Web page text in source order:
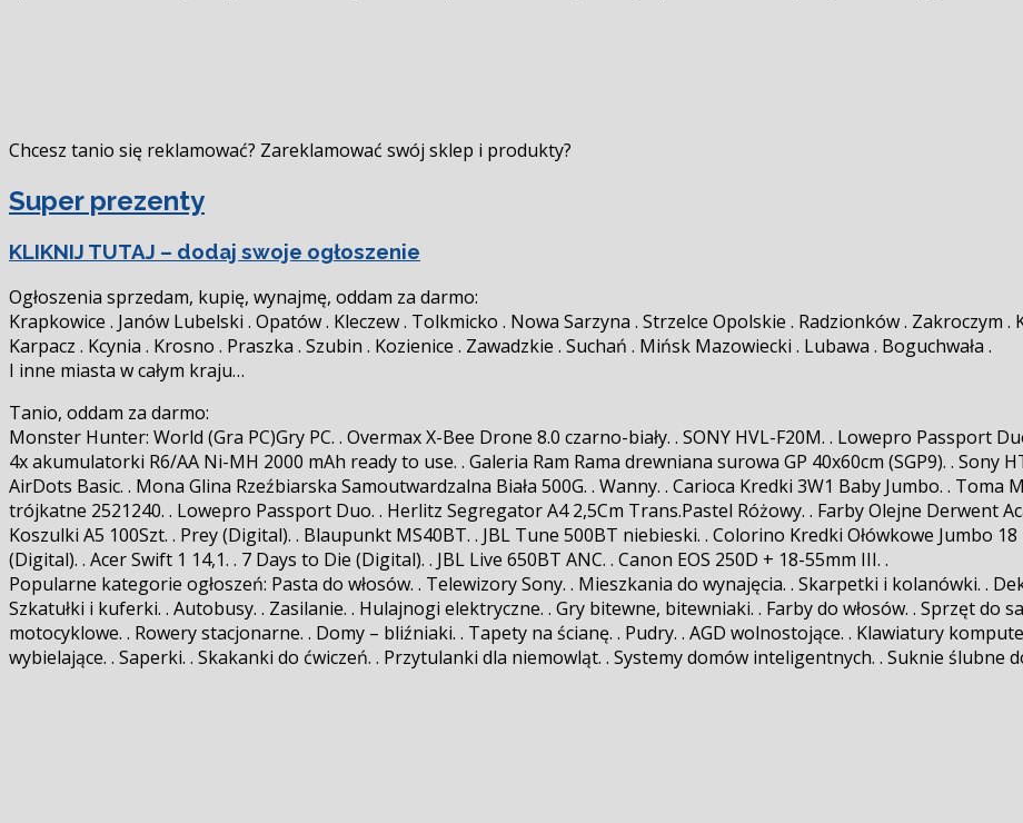
Chcesz tanio się reklamować? Zareklamować swój sklep i produkty?
Super prezenty
KLIKNIJ TUTAJ – dodaj swoje ogłoszenie
Ogłoszenia sprzedam, kupię, wynajmę, oddam za darmo:
Krapkowice . Janów Lubelski . Opatów . Kleczew . Tolkmicko . Nowa Sarzyna . Strzelce Opolskie . Radzionków . Zakroczym .
Karpacz . Kcynia . Krosno . Praszka . Szubin . Kozienice . Zawadzkie . Suchań . Mińsk Mazowiecki . Lubawa . Boguchwała .
I inne miasta w całym kraju…
Tanio, oddam za darmo:
Monster Hunter: World (Gra PC)Gry PC. . Overmax X-Bee Drone 8.0 czarno-biały. . SONY HVL-F20M. . Lowepro Passport
4x akumulatorki R6/AA Ni-MH 2000 mAh ready to use. . Galeria Ram Rama drewniana surowa GP 40x60cm (SGP9). . Sony
AirDots Basic. . Mona Glina Rzeźbiarska Samoutwardzalna Biała 500G. . Wanny. . Carioca Kredki 3W1 Baby Jumbo. .
trójkatne 2521240. . Lowepro Passport Duo. . Herlitz Segregator A4 2,5Cm Trans.Pastel Różowy. . Farby Olejne Derwent
Koszulki A5 100Szt. . Prey (Digital). . Blaupunkt MS40BT. . JBL Tune 500BT niebieski. . Colorino Kredki Ołówkowe Jumbo
(Digital). . Acer Swift 1 14,1. . 7 Days to Die (Digital). . JBL Live 650BT ANC. . Canon EOS 250D + 18-55mm III. .
Popularne kategorie ogłoszeń: Pasta do włosów. . Telewizory Sony. . Mieszkania do wynajęcia. . Skarpetki i kolanówki. .
Szkatułki i kuferki. . Autobusy. . Zasilanie. . Hulajnogi elektryczne. . Gry bitewne, bitewniaki. . Farby do włosów. . Sprzęt do
motocyklowe. . Rowery stacjonarne. . Domy – bliźniaki. . Tapety na ścianę. . Pudry. . AGD wolnostojące. . Klawiatury
wybielające. . Saperki. . Skakanki do ćwiczeń. . Przytulanki dla niemowląt. . Systemy domów inteligentnych. . Suknie ślubne